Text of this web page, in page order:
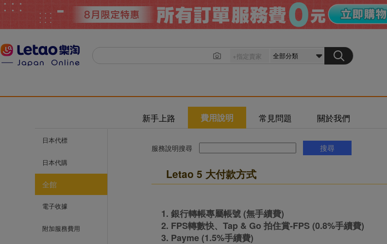
新手上路 費用說明 常見問題 關於我們
日本代標
日本代購
全館
電子收據
附加服務費用
服務說明搜尋
Letao 5 大付款方式
1. 銀行轉帳專屬帳號 (無手續費)
2. FPS轉數快、Tap & Go 拍住賞-FPS (0.8%手續費)
3. Payme (1.5%手續費)